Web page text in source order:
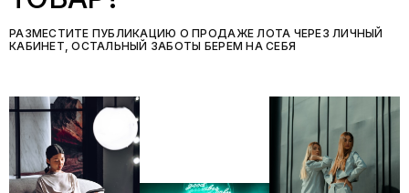
РАЗМЕСТИТЕ ПУБЛИКАЦИЮ О ПРОДАЖЕ ЛОТА ЧЕРЕЗ ЛИЧНЫЙ
КАБИНЕТ, ОСТАЛЬНЫЙ ЗАБОТЫ БЕРЕМ НА СЕБЯ